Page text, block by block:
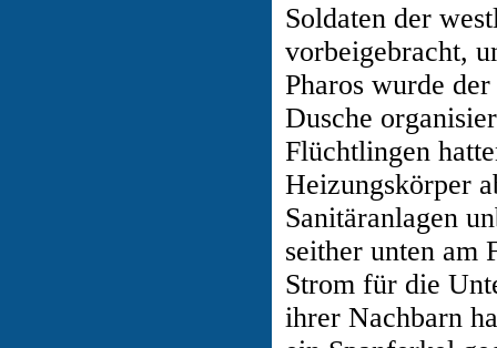
Soldaten der
vorbeigebracht,
Pharos wurde
Dusche
Flüchtlingen
Heizungskörper
Sanitäranlagen
seither unten am
Strom für die
ihrer Nachbarn